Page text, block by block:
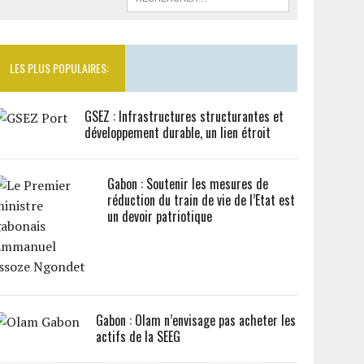
LES PLUS POPULAIRES:
GSEZ : Infrastructures structurantes et
développement durable, un lien étroit
Gabon : Soutenir les mesures de
réduction du train de vie de l’Etat est
un devoir patriotique
Gabon : Olam n’envisage pas acheter les
actifs de la SEEG